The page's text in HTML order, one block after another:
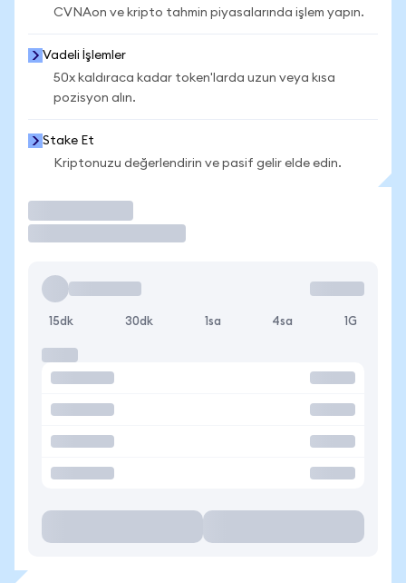
CVNAon ve kripto tahmin piyasalarında işlem yapın.
Vadeli İşlemler
50x kaldıraca kadar token'larda uzun veya kısa
pozisyon alın.
Stake Et
Kriptonuzu değerlendirin ve pasif gelir elde edin.
15dk 30dk 1sa 4sa 1G